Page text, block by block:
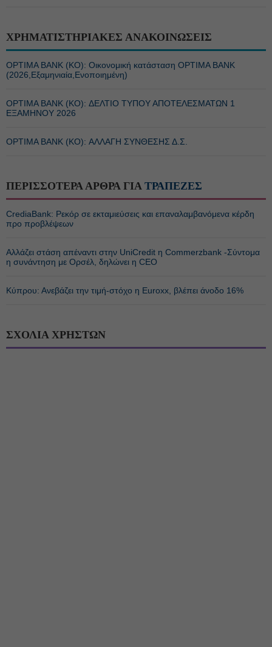
ΧΡΗΜΑΤΙΣΤΗΡΙΑΚΕΣ ΑΝΑΚΟΙΝΩΣΕΙΣ
OPTIMA BANK (ΚΟ): Οικονομική κατάσταση OPTIMA BANK
(2026,Εξαμηνιαία,Ενοποιημένη)
OPTIMA BANK (ΚΟ): ΔΕΛΤΙΟ ΤΥΠΟΥ ΑΠΟΤΕΛΕΣΜΑΤΩΝ 1
ΕΞΑΜΗΝΟΥ 2026
OPTIMA BANK (ΚΟ): ΑΛΛΑΓΗ ΣΥΝΘΕΣΗΣ Δ.Σ.
ΠΕΡΙΣΣΟΤΕΡΑ ΑΡΘΡΑ ΓΙΑ ΤΡΑΠΕΖΕΣ
CrediaBank: Ρεκόρ σε εκταμιεύσεις και επαναλαμβανόμενα κέρδη
προ προβλέψεων
Αλλάζει στάση απέναντι στην UniCredit η Commerzbank -Σύντομα
η συνάντηση με Ορσέλ, δηλώνει η CEO
Κύπρου: Ανεβάζει την τιμή-στόχο η Euroxx, βλέπει άνοδο 16%
ΣΧΟΛΙΑ ΧΡΗΣΤΩΝ